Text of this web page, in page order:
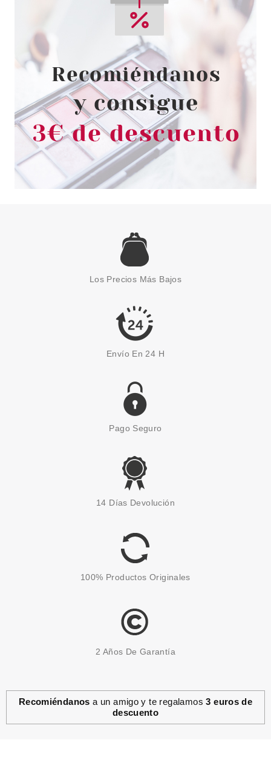
4711
4711 EDC 20 ML VP
-51%
desde
3.40€
4711
4711 EDC 150 ML
PRESENTACION SIN CAJA
9.85€
4711
& WHITE MINT EDC 100 ML
17.79€
4711
Los Precios Más Bajos
Envío En 24 H
Pago Seguro
14 Días Devolución
100% Productos Originales
2 Años De Garantía
Recomiéndanos a un amigo y te regalamos3 euros de
descuento